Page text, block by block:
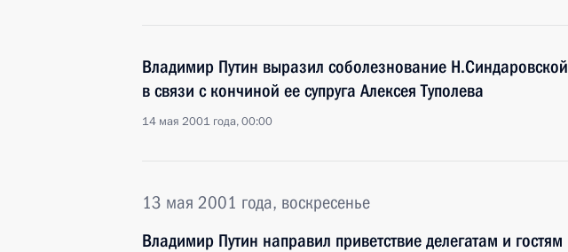
Владимир Путин выразил соболезнование Н.Синдаровской
в связи с кончиной ее супруга Алексея Туполева
14 мая 2001 года, 00:00
13 мая 2001 года, воскресенье
Владимир Путин направил приветствие делегатам и гостям